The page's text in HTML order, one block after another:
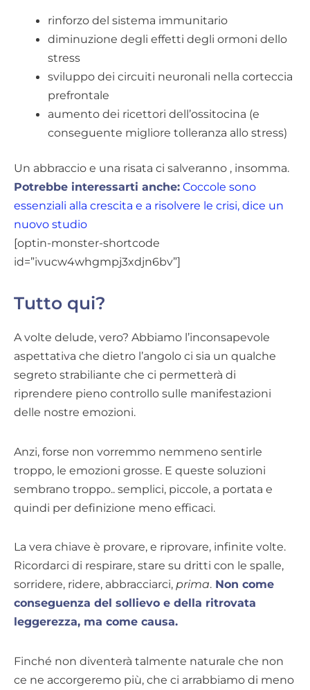
rinforzo del sistema immunitario
diminuzione degli effetti degli ormoni dello
stress
sviluppo dei circuiti neuronali nella corteccia
prefrontale
aumento dei ricettori dell’ossitocina (e
conseguente migliore tolleranza allo stress)
Un abbraccio e una risata ci salveranno , insomma.
Potrebbe interessarti anche: Coccole sono
essenziali alla crescita e a risolvere le crisi, dice un
nuovo studio
[optin-monster-shortcode
id=”ivucw4whgmpj3xdjn6bv”]
Tutto qui?
A volte delude, vero? Abbiamo l’inconsapevole
aspettativa che dietro l’angolo ci sia un qualche
segreto strabiliante che ci permetterà di
riprendere pieno controllo sulle manifestazioni
delle nostre emozioni.
Anzi, forse non vorremmo nemmeno sentirle
troppo, le emozioni grosse. E queste soluzioni
sembrano troppo.. semplici, piccole, a portata e
quindi per definizione meno efficaci.
La vera chiave è provare, e riprovare, infinite volte.
Ricordarci di respirare, stare su dritti con le spalle,
sorridere, ridere, abbracciarci, prima. Non come
conseguenza del sollievo e della ritrovata
leggerezza, ma come causa.
Finché non diventerà talmente naturale che non
ce ne accorgeremo più, che ci arrabbiamo di meno